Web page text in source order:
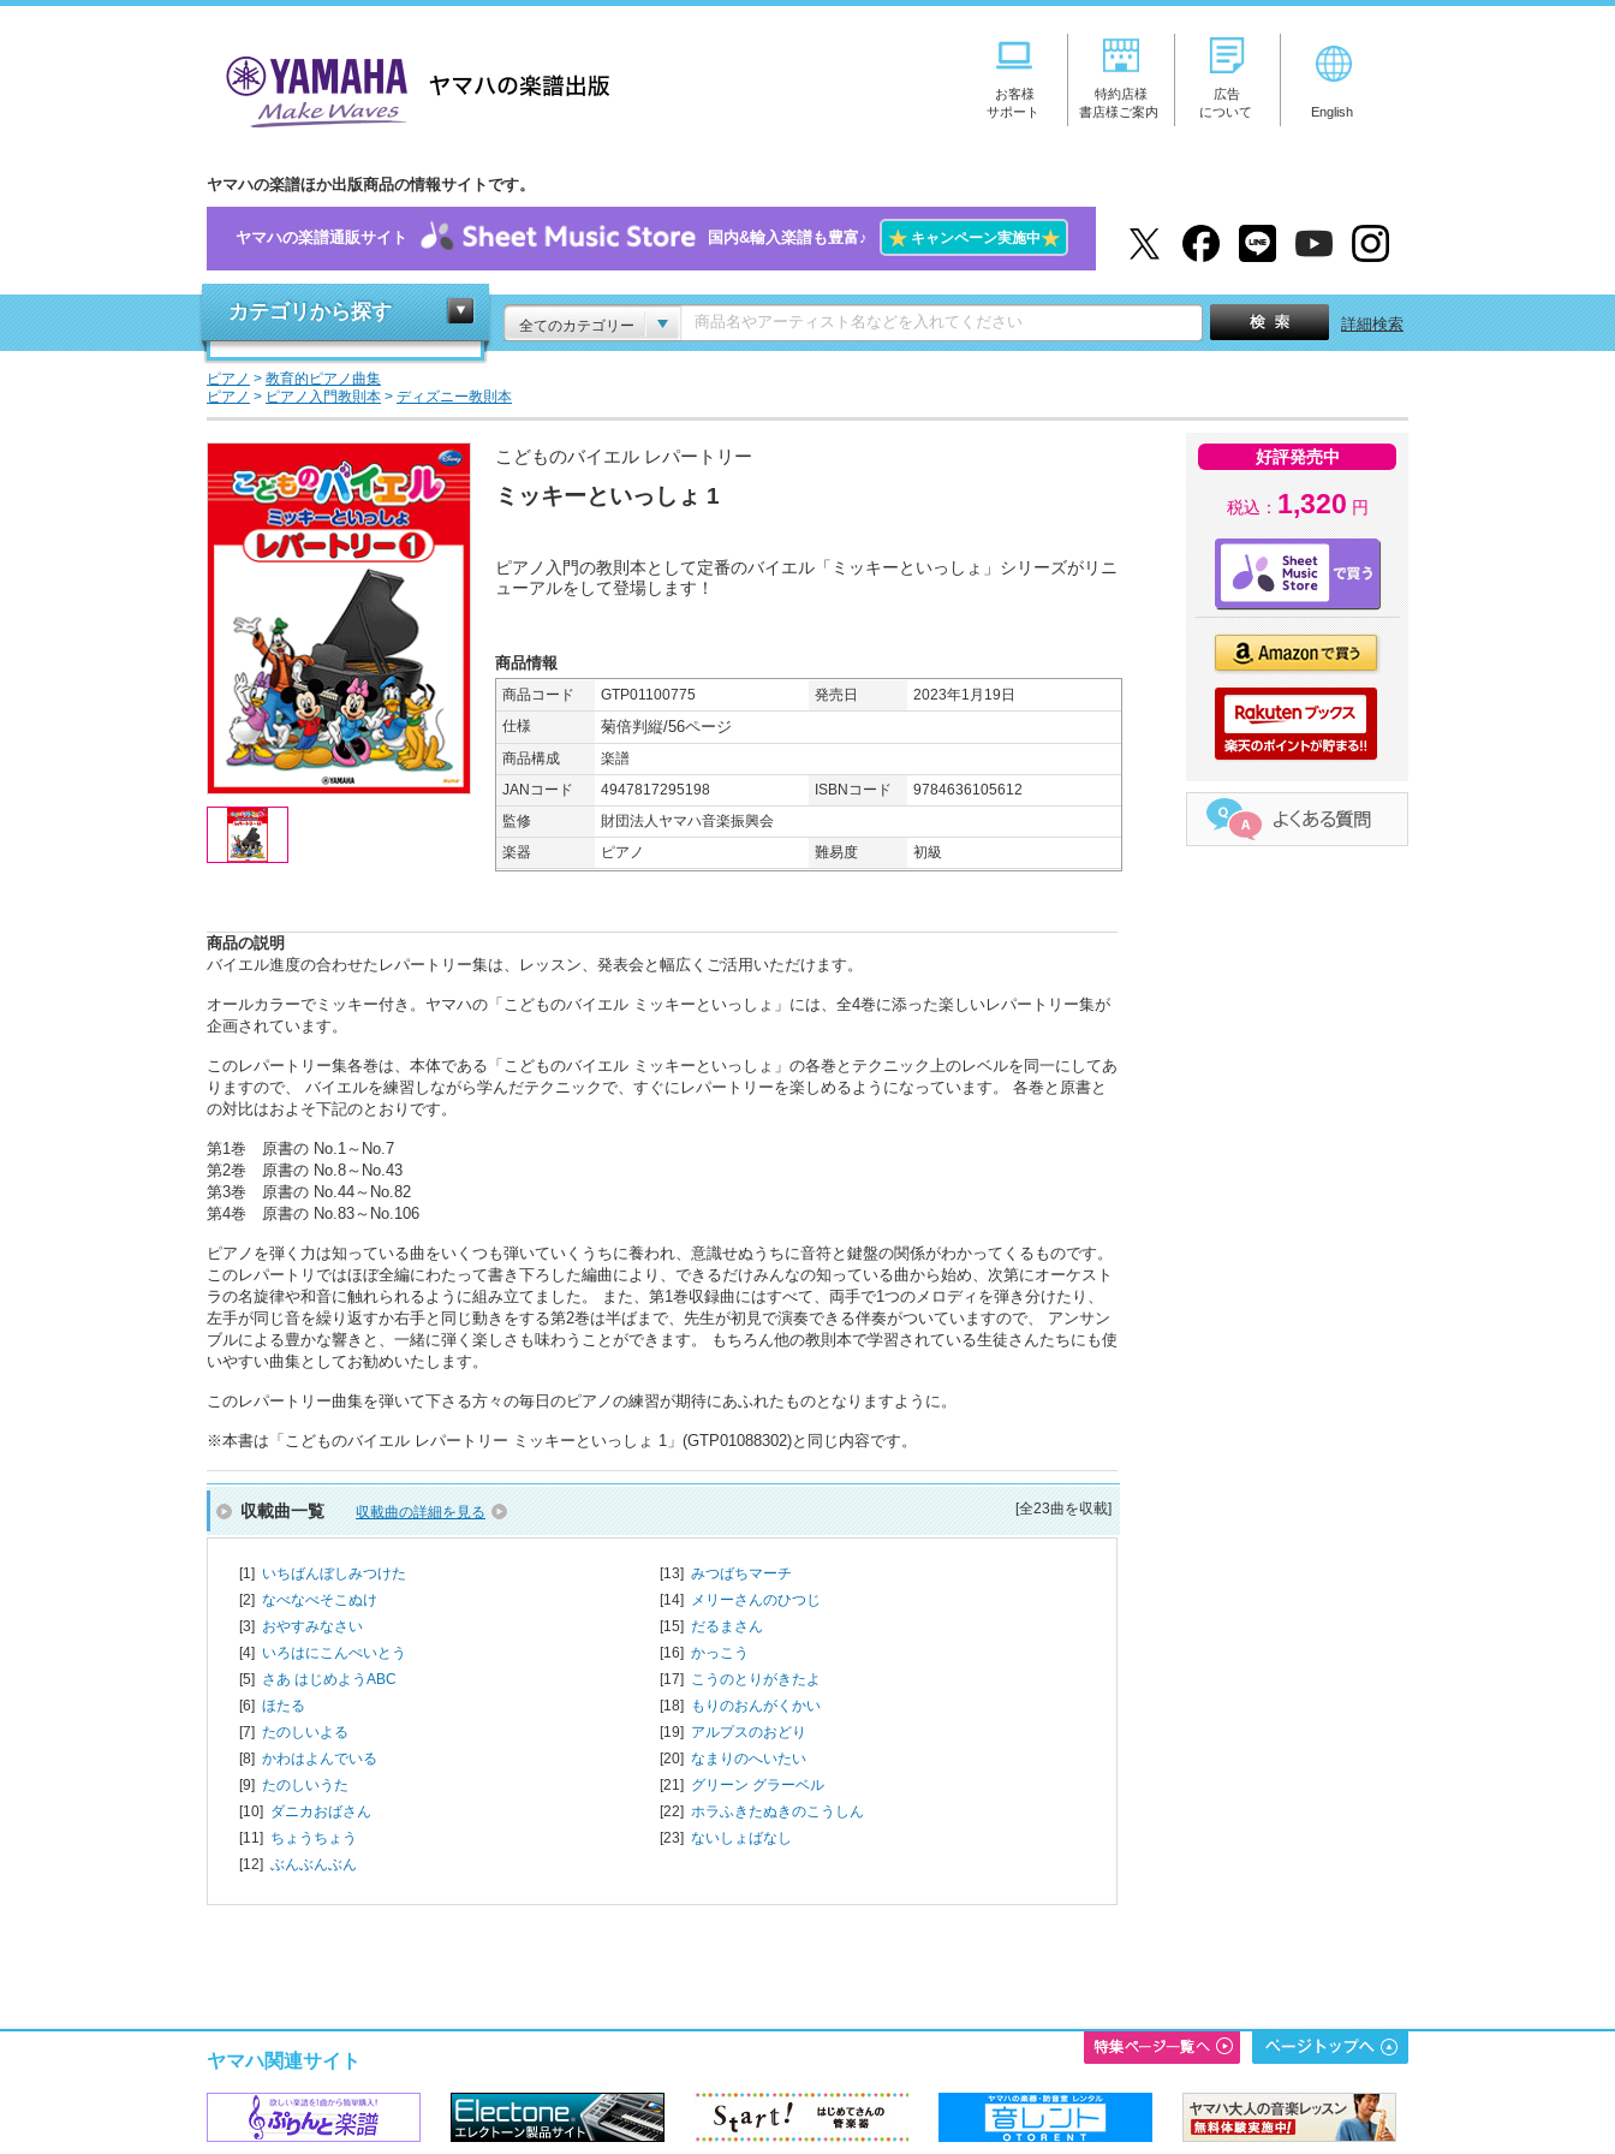
お客様
サポート
特約店様
書店様ご案内
広告
について
English
ヤマハの楽譜ほか出版商品の情報サイトです。
ヤマハの楽譜通販サイト 国内&輸入楽譜も豊富♪ ★キャンペーン実施中★
カテゴリから探す
全てのカテゴリー 詳細検索
ピアノ > 教育的ピアノ曲集
ピアノ > ピアノ入門教則本 > ディズニー教則本
こどものバイエル レパートリー
ミッキーといっしょ 1
ピアノ入門の教則本として定番のバイエル「ミッキーといっしょ」シリーズがリニ
ューアルをして登場します！
商品情報
商品コード GTP01100775 発売日
2023年1月19日
仕様
菊倍判縦/56ページ
商品構成
楽譜
JANコード
4947817295198 ISBNコード
9784636105612
監修
財団法人ヤマハ音楽振興会
楽器
ピアノ 難易度 初級
商品の説明
バイエル進度の合わせたレパートリー集は、レッスン、発表会と幅広くご活用いただけます。
オールカラーでミッキー付き。ヤマハの「こどものバイエル ミッキーといっしょ」には、全4巻に添った楽しいレパートリー集が
企画されています。
このレパートリー集各巻は、本体である「こどものバイエル ミッキーといっしょ」の各巻とテクニック上のレベルを同一にしてあ
りますので、 バイエルを練習しながら学んだテクニックで、すぐにレパートリーを楽しめるようになっています。 各巻と原書と
の対比はおよそ下記のとおりです。
第1巻 原書の No.1～No.7
第2巻 原書の No.8～No.43
第3巻 原書の No.44～No.82
第4巻 原書の No.83～No.106
ピアノを弾く力は知っている曲をいくつも弾いていくうちに養われ、意識せぬうちに音符と鍵盤の関係がわかってくるものです。
このレパートリではほぼ全編にわたって書き下ろした編曲により、できるだけみんなの知っている曲から始め、次第にオーケスト
ラの名旋律や和音に触れられるように組み立てました。 また、第1巻収録曲にはすべて、両手で1つのメロディを弾き分けたり、
左手が同じ音を繰り返すか右手と同じ動きをする第2巻は半ばまで、先生が初見で演奏できる伴奏がついていますので、 アンサン
ブルによる豊かな響きと、一緒に弾く楽しさも味わうことができます。 もちろん他の教則本で学習されている生徒さんたちにも使
いやすい曲集としてお勧めいたします。
このレパートリー曲集を弾いて下さる方々の毎日のピアノの練習が期待にあふれたものとなりますように。
※本書は「こどものバイエル レパートリー ミッキーといっしょ 1」(GTP01088302)と同じ内容です。
収載曲一覧 収載曲の詳細を見る [全23曲を収載]
[1] いちばんぼしみつけた
[2] なべなべそこぬけ
[3] おやすみなさい
[4] いろはにこんぺいとう
[5] さあ はじめようABC
[6] ほたる
[7] たのしいよる
[8] かわはよんでいる
[9] たのしいうた
[10] ダニカおばさん
[11] ちょうちょう
[12] ぶんぶんぶん
[13] みつばちマーチ
[14] メリーさんのひつじ
[15] だるまさん
[16] かっこう
[17] こうのとりがきたよ
[18] もりのおんがくかい
[19] アルプスのおどり
[20] なまりのへいたい
[21] グリーン グラーベル
[22] ホラふきたぬきのこうしん
[23] ないしょばなし
好評発売中
税込： 1,320 円
ヤマハ関連サイト